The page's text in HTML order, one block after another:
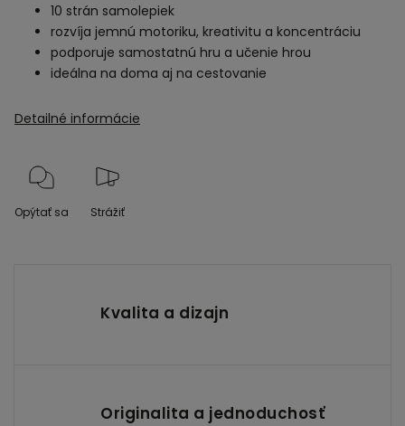
10 strán samolepiek
rozvíja jemnú motoriku, kreativitu a koncentráciu
podporuje samostatnú hru a učenie hrou
ideálna na doma aj na cestovanie
Detailné informácie
Opýtať sa Strážiť
Kvalita a dizajn
Originalita a jednoduchosť